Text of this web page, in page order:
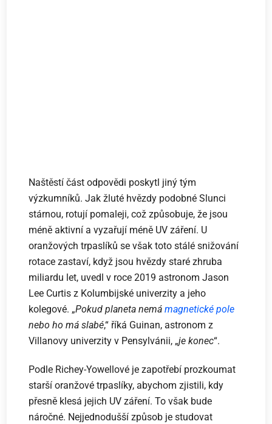
Naštěstí část odpovědi poskytl jiný tým
výzkumníků. Jak žluté hvězdy podobné Slunci
stárnou, rotují pomaleji, což způsobuje, že jsou
méně aktivní a vyzařují méně UV záření. U
oranžových trpaslíků se však toto stálé snižování
rotace zastaví, když jsou hvězdy staré zhruba
miliardu let, uvedl v roce 2019 astronom Jason
Lee Curtis z Kolumbijské univerzity a jeho
kolegové. „Pokud planeta nemámagnetické pole
nebo ho má slabé,“ říká Guinan, astronom z
Villanovy univerzity v Pensylvánii, „je konec“.
Podle Richey-Yowellové je zapotřebí prozkoumat
starší oranžové trpaslíky, abychom zjistili, kdy
přesně klesá jejich UV záření. To však bude
náročné. Nejjednodušší způsob je studovat